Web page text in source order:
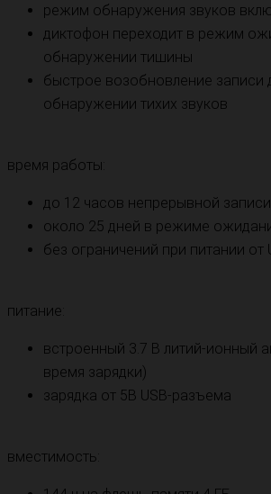
режим обнаружения звуков
диктофон переходит в режим
обнаружении тишины
быстрое возобновление записи
обнаружении тихих звуков
время работы:
до 12 часов непрерывной записи
около 25 дней в режиме
без ограничений при питании от
питание:
встроенный 3.7 В литий-ионный
время зарядки)
зарядка от 5В USB-разъема
вместимость: